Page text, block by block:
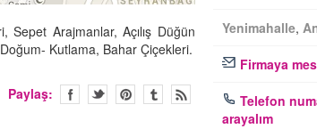
Sepet Arajmanlar, Açılış Düğün
Kutlama, Bahar Çiçekleri.
Paylaş:
Yenimahalle,
Firmaya
Telefon
arayalım